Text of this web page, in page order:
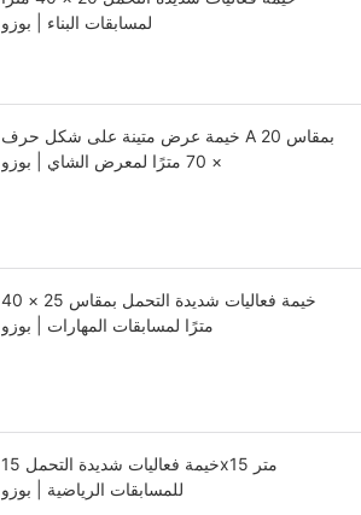
لمسابقات البناء | بوزو
خيمة عرض متينة على شكل حرف A بمقاس 20
× 70 مترًا لمعرض الشاي | بوزو
خيمة فعاليات شديدة التحمل بمقاس 25 × 40
مترًا لمسابقات المهارات | بوزو
خيمة فعاليات شديدة التحمل 15x15 متر
للمسابقات الرياضية | بوزو